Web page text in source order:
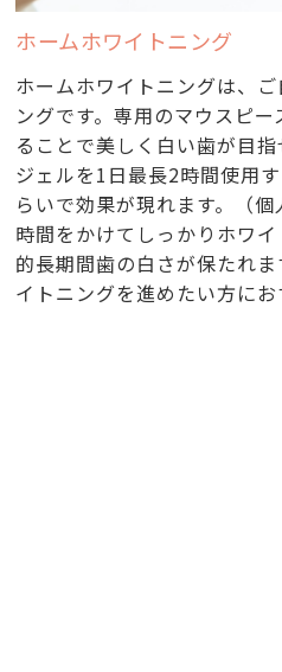
ホームホワイトニング
ホームホワイトニングは、
ングです。専用のマウスピ
ることで美しく白い歯が目
ジェルを1日最長2時間使用
らいで効果が現れます。（個
時間をかけてしっかりホワ
的長期間歯の白さが保たれ
イトニングを進めたい方にお